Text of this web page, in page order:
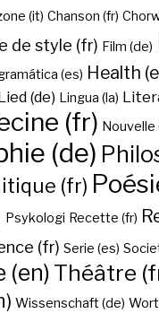
(it) Chanson (fr)
de style (fr) Film (de)
(es) Health
(de) Lingua (la)
(fr) Nouvelle
(de)
(fr)
Psykologi Recette (fr)
(fr) Serie (es)
(en)Théâtre
Wissenschaft (de)